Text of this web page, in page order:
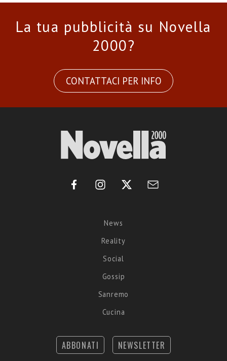
La tua pubblicità su Novella
2000?
CONTATTACI PER INFO
News
Reality
Social
Gossip
Sanremo
Cucina
ABBONATI NEWSLETTER